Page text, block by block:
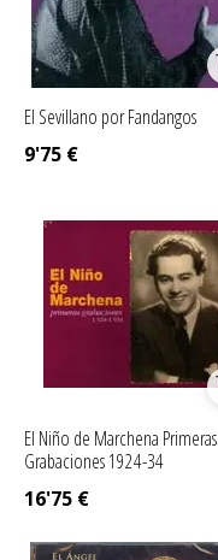
El Sevillano por Fandangos
9'75 €
El Niño de Marchena Primeras
Grabaciones 1924-34
16'75 €